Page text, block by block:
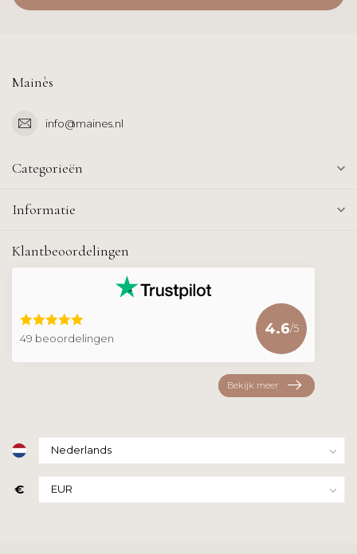
Mainès
info@maines.nl
Categorieën
Informatie
Klantbeoordelingen
49 beoordelingen
4.6/5
Bekijk meer
€